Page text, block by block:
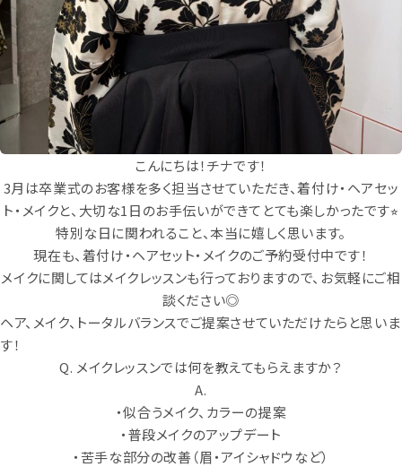
こんにちは！チナです！
3月は卒業式のお客様を多く担当させていただき、着付け・ヘアセッ
ト・メイクと、大切な1日のお手伝いができてとても楽しかったです⭐︎
特別な日に関われること、本当に嬉しく思います。
現在も、着付け・ヘアセット・メイクのご予約受付中です！
メイクに関してはメイクレッスンも行っておりますので、お気軽にご相
談ください◎
ヘア、メイク、トータルバランスでご提案させていただけたらと思いま
す！
Q. メイクレッスンでは何を教えてもらえますか？
A.
・似合うメイク、カラーの提案
・普段メイクのアップデート
・苦手な部分の改善（眉・アイシャドウなど）